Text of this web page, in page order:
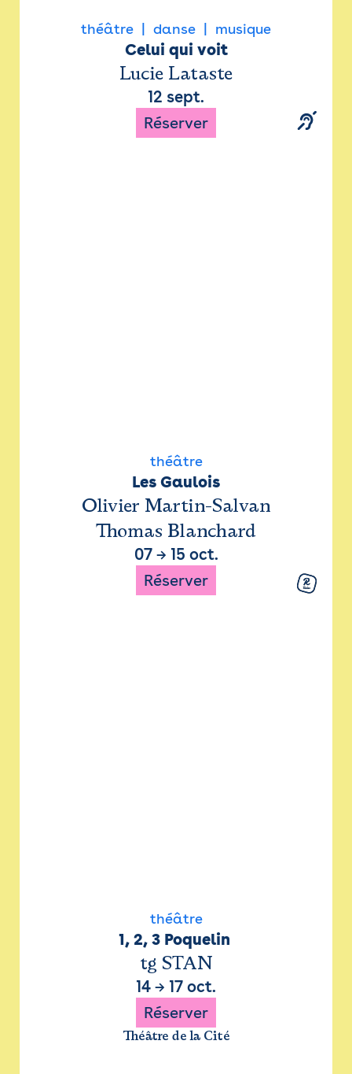
théâtre danse musique
Celui qui voit
Lucie Lataste
12 sept.
Réserver
théâtre
Les Gaulois
Olivier Martin-Salvan
Thomas Blanchard
07→ 15 oct.
Réserver
théâtre
1, 2, 3 Poquelin
tg STAN
14 → 17 oct.
Réserver
Théâtre de la Cité